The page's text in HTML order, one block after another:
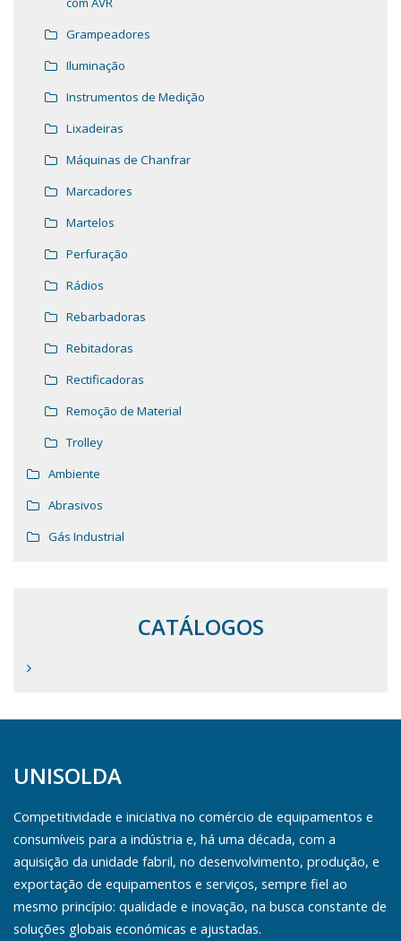
Grampeadores
Iluminação
Instrumentos de Medição
Lixadeiras
Máquinas de Chanfrar
Marcadores
Martelos
Perfuração
Rádios
Rebarbadoras
Rebitadoras
Rectificadoras
Remoção de Material
Trolley
Ambiente
Abrasivos
Gás Industrial
CATÁLOGOS
UNISOLDA
Competitividade e iniciativa no comércio de equipamentos e
consumíveis para a indústria e, há uma década, com a
aquisição da unidade fabril, no desenvolvimento, produção, e
exportação de equipamentos e serviços, sempre fiel ao
mesmo princípio: qualidade e inovação, na busca constante de
soluções globais económicas e ajustadas.